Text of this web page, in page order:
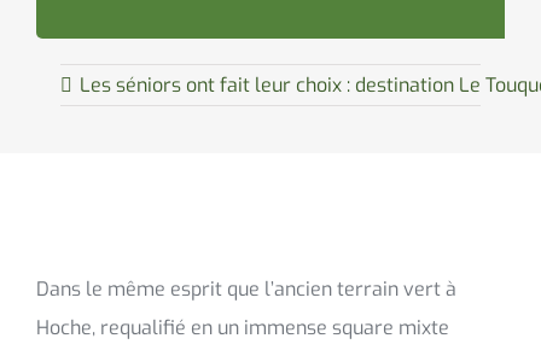
Les séniors ont fait leur choix : destination Le
Dans le même esprit que l’ancien terrain vert à
Hoche, requalifié en un immense square mixte